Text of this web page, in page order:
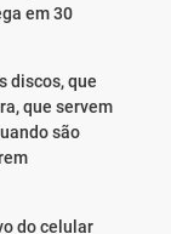
em 30
discos, que
que servem
são
do celular